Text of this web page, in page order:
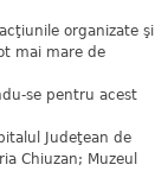
organizate şi
mai mare de
se pentru acest
Judeţean de
Chiuzan; Muzeul